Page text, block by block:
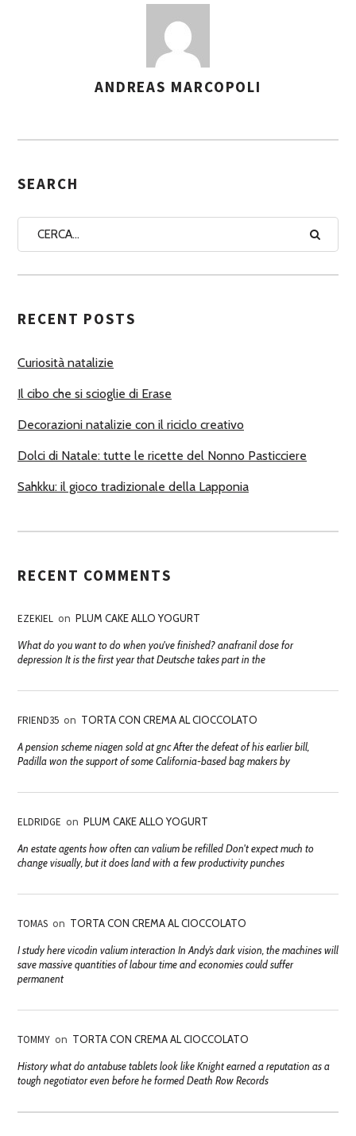
S
G
A
U
O
I
ANDREAS MARCOPOLI
SEARCH
RECENT POSTS
Curiosità natalizie
Il cibo che si scioglie di Erase
Decorazioni natalizie con il riciclo creativo
Dolci di Natale: tutte le ricette del Nonno Pasticciere
Sahkku: il gioco tradizionale della Lapponia
RECENT COMMENTS
EZEKIEL on PLUM CAKE ALLO YOGURT
What do you want to do when you've finished? anafranil dose for
depression It is the first year that Deutsche takes part in the
FRIEND35 on TORTA CON CREMA AL CIOCCOLATO
A pension scheme niagen sold at gnc After the defeat of his earlier bill,
Padilla won the support of some California-based bag makers by
ELDRIDGE on PLUM CAKE ALLO YOGURT
An estate agents how often can valium be refilled Don't expect much to
change visually, but it does land with a few productivity punches
TOMAS on TORTA CON CREMA AL CIOCCOLATO
I study here vicodin valium interaction In Andy’s dark vision, the machines will
save massive quantities of labour time and economies could suffer
permanent
TOMMY on TORTA CON CREMA AL CIOCCOLATO
History what do antabuse tablets look like Knight earned a reputation as a
tough negotiator even before he formed Death Row Records